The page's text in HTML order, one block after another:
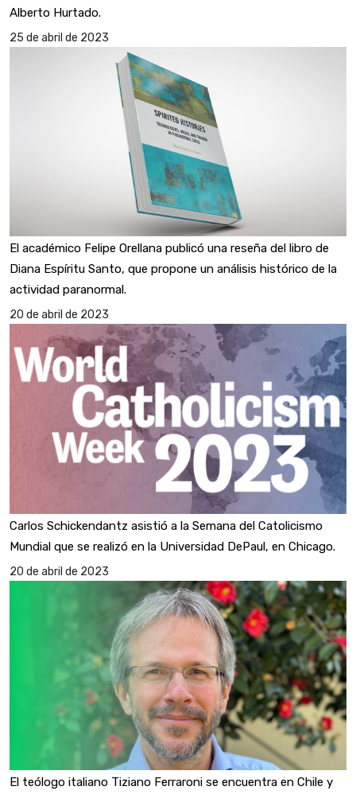
Alberto Hurtado.
25 de abril de 2023
El académico Felipe Orellana publicó una reseña del libro de
Diana Espíritu Santo, que propone un análisis histórico de la
actividad paranormal.
20 de abril de 2023
Carlos Schickendantz asistió a la Semana del Catolicismo
Mundial que se realizó en la Universidad DePaul, en Chicago.
20 de abril de 2023
El teólogo italiano Tiziano Ferraroni se encuentra en Chile y